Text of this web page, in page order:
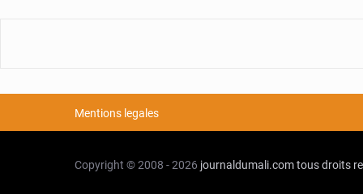
Mentions legales
Copyright © 2008 - 2026 journaldumali.comtous droits